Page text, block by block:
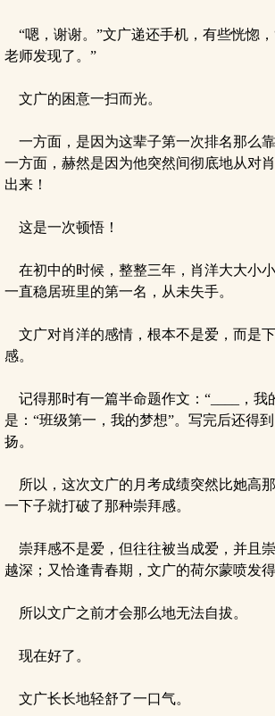
“嗯，谢谢。”文广递还手机，有些恍惚
老师发现了。”
文广的困意一扫而光。
一方面，是因为这辈子第一次排名那么
一方面，赫然是因为他突然间彻底地从对
出来！
这是一次顿悟！
在初中的时候，整整三年，肖洋大大小
一直稳居班里的第一名，从未失手。
文广对肖洋的感情，根本不是爱，而是
感。
记得那时有一篇半命题作文：“____，我
是：“班级第一，我的梦想”。写完后还得
扬。
所以，这次文广的月考成绩突然比她高那
一下子就打破了那种崇拜感。
崇拜感不是爱，但往往被当成爱，并且
越深；又恰逢青春期，文广的荷尔蒙喷发得
所以文广之前才会那么地无法自拔。
现在好了。
文广长长地轻舒了一口气。